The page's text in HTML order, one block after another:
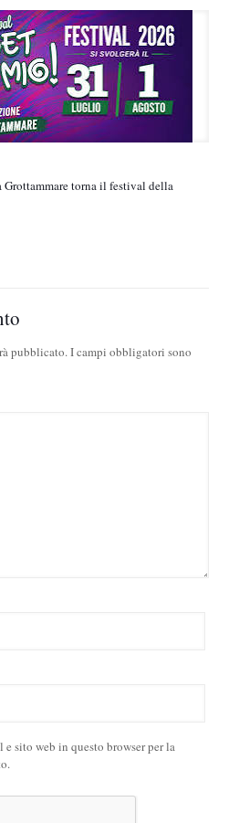
torna il festival della
pubblicato.I campi obbligatori sono
sito web in questo browser per la